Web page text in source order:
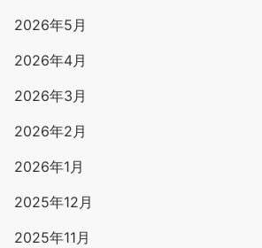
2026年5月
2026年4月
2026年3月
2026年2月
2026年1月
2025年12月
2025年11月